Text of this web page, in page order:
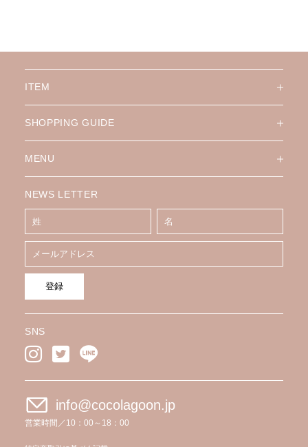
ITEM
SHOPPING GUIDE
MENU
NEWS LETTER
登録
SNS
info@cocolagoon.jp
営業時間／10：00～18：00